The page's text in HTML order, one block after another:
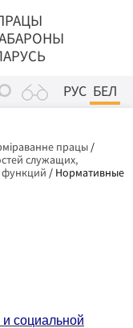
РУС БЕЛ
працы /
служащих,
функций / Нормативные
социальной